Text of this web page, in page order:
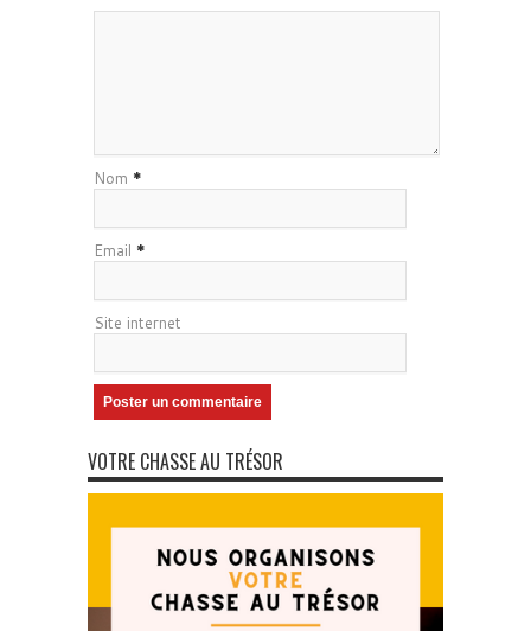
Nom *
Email *
Site internet
VOTRE CHASSE AU TRÉSOR